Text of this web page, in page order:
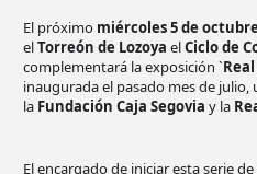
El próximo miércoles 5 de
elTorreón de Lozoya elCiclo de
complementará la exposición `
inaugurada el pasado mes de julio,
la Fundación Caja Segovia y la
El encargado de iniciar esta serie